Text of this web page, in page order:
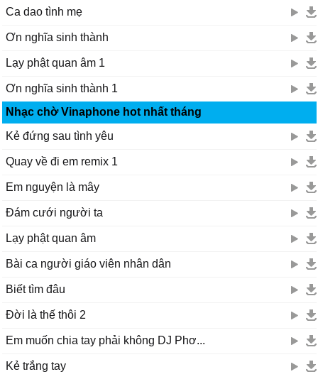
Ca dao tình mẹ
Ơn nghĩa sinh thành
Lạy phật quan âm 1
Ơn nghĩa sinh thành 1
Nhạc chờ Vinaphone hot nhất tháng
Kẻ đứng sau tình yêu
Quay về đi em remix 1
Em nguyện là mây
Đám cưới người ta
Lạy phật quan âm
Bài ca người giáo viên nhân dân
Biết tìm đâu
Đời là thế thôi 2
Em muốn chia tay phải không DJ Phơ...
Kẻ trắng tay